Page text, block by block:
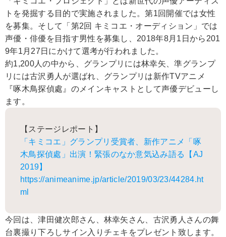
トを発掘する目的で実施されました。第1回開催では女性
を募集。そして「第2回 キミコエ・オーディション」では
声優・俳優を目指す男性を募集し、2018年8月1日から201
9年1月27日にかけて選考が行われました。
約1,200人の中から、グランプリには林幸矢、準グランプ
リには古沢勇人が選ばれ、グランプリは新作TVアニメ
『啄木鳥探偵處』のメインキャストとして声優デビューし
ます。
【ステージレポート】
「キミコエ」グランプリ受賞者、新作アニメ「啄
木鳥探偵處」出演！緊張のなか意気込み語る【AJ
2019】
https://animeanime.jp/article/2019/03/23/44284.ht
ml
今回は、津田健次郎さん、林幸矢さん、古沢勇人さんの舞
台裏撮り下ろしサイン入りチェキをプレゼント致します。